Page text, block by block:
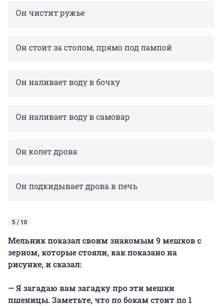
Он чистит ружье
Он стоит за столом, прямо под лампой
Он наливает воду в бочку
Он наливает воду в самовар
Он колет дрова
Он подкидывает дрова в печь
5 / 10
Мельник показал своим знакомым 9 мешков с
зерном, которые стояли, как показано на
рисунке, и сказал:
— Я загадаю вам загадку про эти мешки
пшеницы. Заметьте, что по бокам стоит по 1